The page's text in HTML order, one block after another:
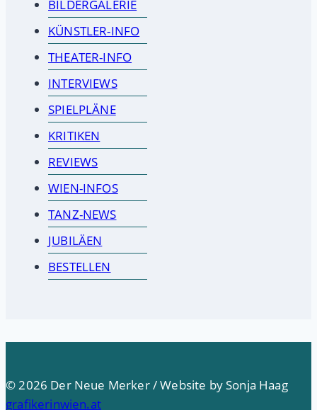
BILDERGALERIE
KÜNSTLER-INFO
THEATER-INFO
INTERVIEWS
SPIELPLÄNE
KRITIKEN
REVIEWS
WIEN-INFOS
TANZ-NEWS
JUBILÄEN
BESTELLEN
© 2026 Der Neue Merker / Website by Sonja Haag
grafikerinwien.at